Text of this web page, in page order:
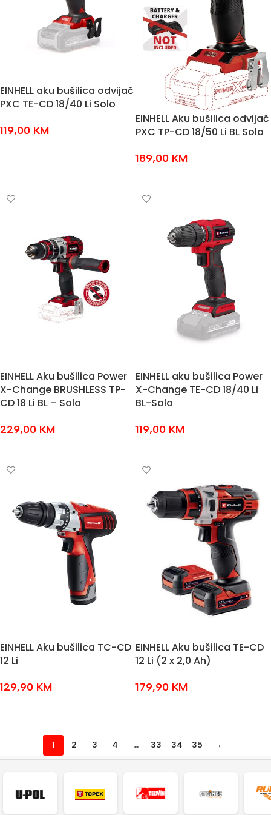
EINHELL aku bušilica odvijač
PXC TE-CD 18/40 Li Solo
119,00 KM
EINHELL Aku bušilica odvijač
PXC TP-CD 18/50 Li BL Solo
189,00 KM
EINHELL Aku bušilica Power
X-Change BRUSHLESS TP-
CD 18 Li BL – Solo
229,00 KM
EINHELL aku bušilica Power
X-Change TE-CD 18/40 Li
BL-Solo
119,00 KM
EINHELL Aku bušilica TC-CD
12 Li
129,90 KM
EINHELL Aku bušilica TE-CD
12 Li (2 x 2,0 Ah)
179,90 KM
1 2 3 4 … 33 34 35 →